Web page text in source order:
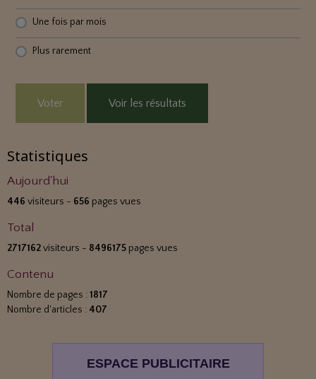
Une fois par mois
Plus rarement
Voter Voir les résultats
Statistiques
Aujourd'hui
446 visiteurs - 656 pages vues
Total
2717162visiteurs - 8496175 pages vues
Contenu
Nombre de pages : 1817
Nombre d'articles : 407
ESPACE PUBLICITAIRE